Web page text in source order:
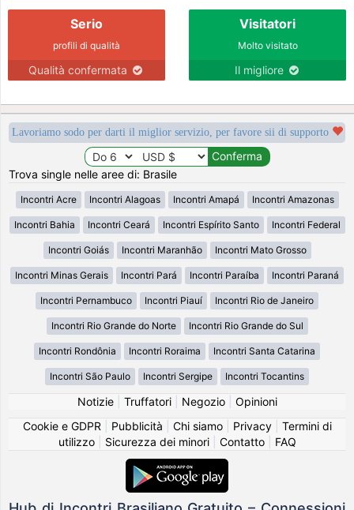
Serio
profili di qualità
Qualità confermata
Visitatori
Molto visitato
Il migliore
Lavoriamo sodo per darti il miglior servizio, per favore sii di supporto
Trova single nelle aree di: Brasile
Incontri Acre Incontri Alagoas Incontri Amapá Incontri Amazonas
Incontri Bahia Incontri Ceará Incontri Espírito Santo Incontri Federal
Incontri Goiás Incontri Maranhão Incontri Mato Grosso
Incontri Minas Gerais Incontri Pará Incontri Paraíba Incontri Paraná
Incontri Pernambuco Incontri Piauí Incontri Rio de Janeiro
Incontri Rio Grande do Norte Incontri Rio Grande do Sul
Incontri Rondônia Incontri Roraima Incontri Santa Catarina
Incontri São Paulo Incontri Sergipe Incontri Tocantins
Notizie| Truffatori| Negozio| Opinioni
Cookie e GDPR
Pubblicità Chi siamo| Privacy| Termini di
utilizzo| Sicurezza dei minori| Contatto| FAQ